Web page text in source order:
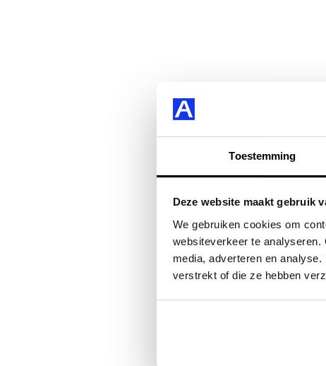
Toestemming
Deze website maakt gebruik
We gebruiken cookies om
websiteverkeer te
media, adverteren en
verstrekt of die ze hebben